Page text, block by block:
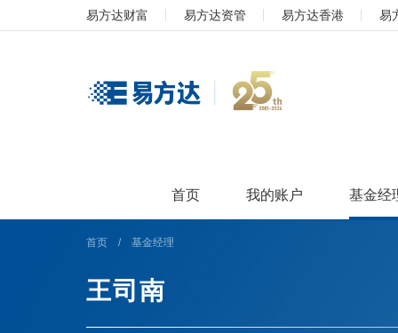
易方达财富 易方达资管 易方达香港 易
首页 我的账户 基金经
首页 / 基金经理
王司南